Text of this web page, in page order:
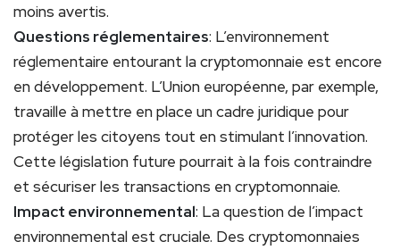
moins avertis.
Questions réglementaires: L’environnement
réglementaire entourant la cryptomonnaie est encore
en développement. L’Union européenne, par exemple,
travaille à mettre en place un cadre juridique pour
protéger les citoyens tout en stimulant l’innovation.
Cette législation future pourrait à la fois contraindre
et sécuriser les transactions en cryptomonnaie.
Impact environnemental: La question de l’impact
environnemental est cruciale. Des cryptomonnaies